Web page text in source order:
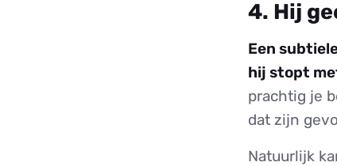
4. Hij
Een
hij stopt
prachtig je
dat zijn
Natuurlijk